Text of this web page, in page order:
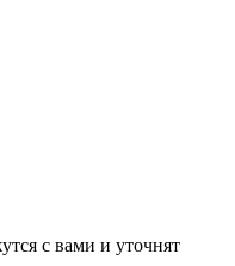
с вами и уточнят